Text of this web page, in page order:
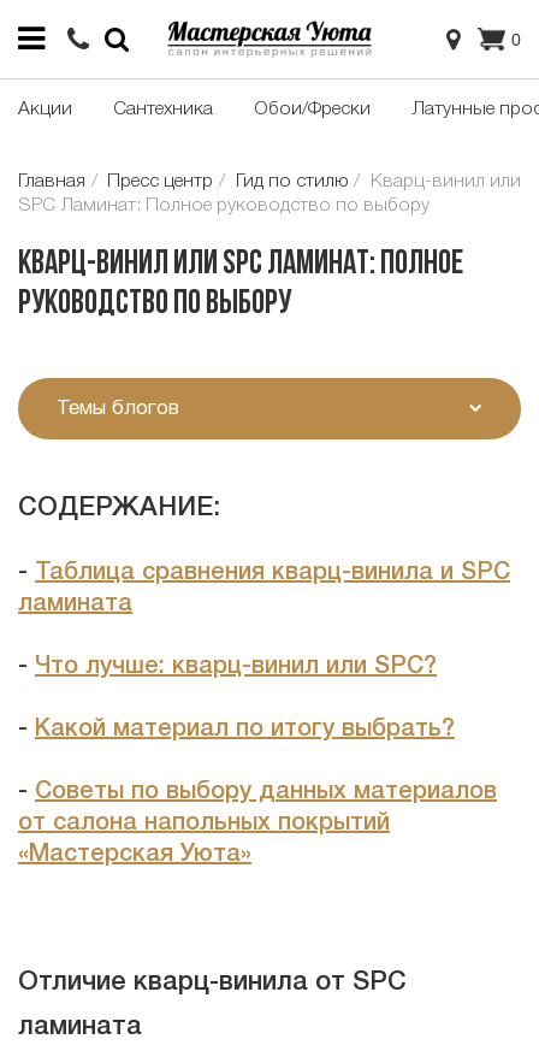
0
Акции Сантехника Обои/Фрески Латунные
Главная Пресс центр Гид по стилю
Кварц-винил или
SPC Ламинат: Полное руководство по выбору
Кварц-винил или SPC Ламинат: Полное
руководство по выбору
СОДЕРЖАНИЕ:
-
Таблица сравнения кварц-винила и SPC
ламината
- Что лучше: кварц-винил или SPC?
- Какой материал по итогу выбрать?
- Советы по выбору данных материалов
от салона напольных покрытий
«Мастерская Уюта»
Отличие кварц-винила от SPC
ламината
Темы блогов